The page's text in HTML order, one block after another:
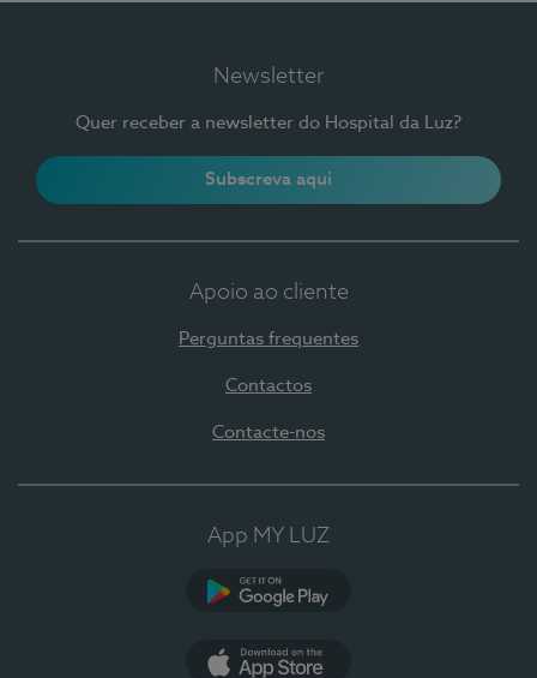
Newsletter
Quer receber a newsletter do Hospital da Luz?
Subscreva aqui
Apoio ao cliente
Perguntas frequentes
Contactos
Contacte-nos
App MY LUZ